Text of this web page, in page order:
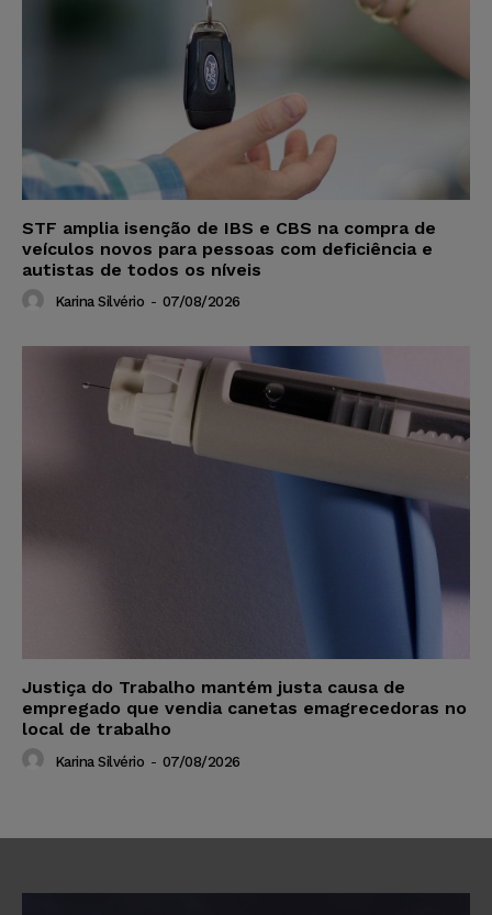
STF amplia isenção de IBS e CBS na compra de
veículos novos para pessoas com deficiência e
autistas de todos os níveis
Karina Silvério - 07/08/2026
Justiça do Trabalho mantém justa causa de
empregado que vendia canetas emagrecedoras no
local de trabalho
Karina Silvério - 07/08/2026